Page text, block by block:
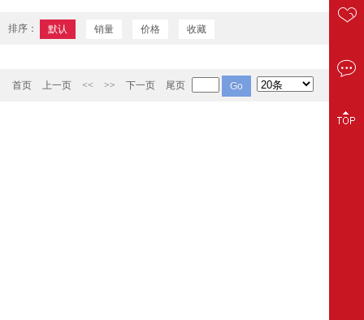
排序： 默认 销量 价格 收藏
首页 上一页 << >> 下一页 尾页